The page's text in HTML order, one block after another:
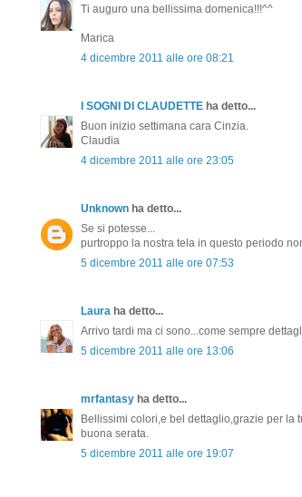
Ti auguro una bellissima domenica!!!^^
Marica
4 dicembre 2011 alle ore 08:21
I SOGNI DI CLAUDETTE ha detto...
Buon inizio settimana cara Cinzia.
Claudia
4 dicembre 2011 alle ore 23:05
Unknown ha detto...
Se si potesse...
purtroppo la nostra tela in questo periodo
5 dicembre 2011 alle ore 07:53
Laura ha detto...
Arrivo tardi ma ci sono...come sempre
5 dicembre 2011 alle ore 13:06
mrfantasy ha detto...
Bellissimi colori,e bel dettaglio,grazie per la
buona serata.
5 dicembre 2011 alle ore 19:07